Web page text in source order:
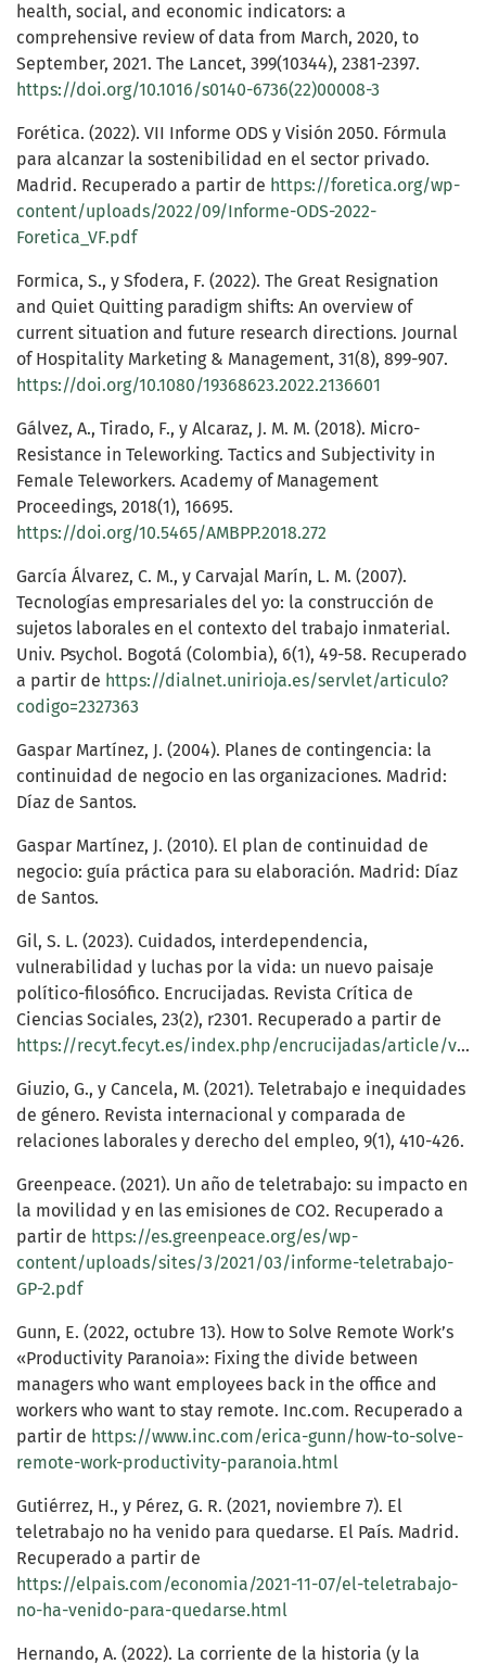
health, social, and economic indicators: a
comprehensive review of data from March, 2020, to
September, 2021. The Lancet, 399(10344), 2381-2397.
https://doi.org/10.1016/s0140-6736(22)00008-3
Forética. (2022). VII Informe ODS y Visión 2050. Fórmula
para alcanzar la sostenibilidad en el sector privado.
Madrid. Recuperado a partir de https://foretica.org/wp-
content/uploads/2022/09/Informe-ODS-2022-
Foretica_VF.pdf
Formica, S., y Sfodera, F. (2022). The Great Resignation
and Quiet Quitting paradigm shifts: An overview of
current situation and future research directions. Journal
of Hospitality Marketing & Management, 31(8), 899-907.
https://doi.org/10.1080/19368623.2022.2136601
Gálvez, A., Tirado, F., y Alcaraz, J. M. M. (2018). Micro-
Resistance in Teleworking. Tactics and Subjectivity in
Female Teleworkers. Academy of Management
Proceedings, 2018(1), 16695.
https://doi.org/10.5465/AMBPP.2018.272
García Álvarez, C. M., y Carvajal Marín, L. M. (2007).
Tecnologías empresariales del yo: la construcción de
sujetos laborales en el contexto del trabajo inmaterial.
Univ. Psychol. Bogotá (Colombia), 6(1), 49-58. Recuperado
a partir de https://dialnet.unirioja.es/servlet/articulo?
codigo=2327363
Gaspar Martínez, J. (2004). Planes de contingencia: la
continuidad de negocio en las organizaciones. Madrid:
Díaz de Santos.
Gaspar Martínez, J. (2010). El plan de continuidad de
negocio: guía práctica para su elaboración. Madrid: Díaz
de Santos.
Gil, S. L. (2023). Cuidados, interdependencia,
vulnerabilidad y luchas por la vida: un nuevo paisaje
político-filosófico. Encrucijadas. Revista Crítica de
Ciencias Sociales, 23(2), r2301. Recuperado a partir de
https://recyt.fecyt.es/index.php/encrucijadas/article/view/102946
Giuzio, G., y Cancela, M. (2021). Teletrabajo e inequidades
de género. Revista internacional y comparada de
relaciones laborales y derecho del empleo, 9(1), 410-426.
Greenpeace. (2021). Un año de teletrabajo: su impacto en
la movilidad y en las emisiones de CO2. Recuperado a
partir de https://es.greenpeace.org/es/wp-
content/uploads/sites/3/2021/03/informe-teletrabajo-
GP-2.pdf
Gunn, E. (2022, octubre 13). How to Solve Remote Work’s
«Productivity Paranoia»: Fixing the divide between
managers who want employees back in the office and
workers who want to stay remote. Inc.com. Recuperado a
partir de https://www.inc.com/erica-gunn/how-to-solve-
remote-work-productivity-paranoia.html
Gutiérrez, H., y Pérez, G. R. (2021, noviembre 7). El
teletrabajo no ha venido para quedarse. El País. Madrid.
Recuperado a partir de
https://elpais.com/economia/2021-11-07/el-teletrabajo-
no-ha-venido-para-quedarse.html
Hernando, A. (2022). La corriente de la historia (y la